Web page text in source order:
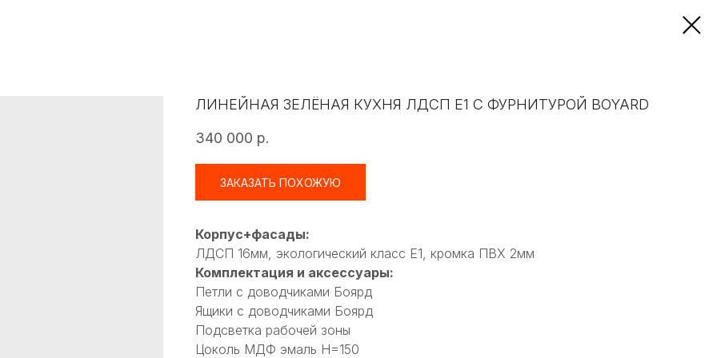
ЛИНЕЙНАЯ ЗЕЛЁНАЯ КУХНЯ ЛДСП Е1 С ФУРНИТУРОЙ BOYARD
340 000 р.
ЗАКАЗАТЬ ПОХОЖУЮ
Корпус+фасады:
ЛДСП 16мм, экологический класс Е1, кромка ПВХ 2мм
Комплектация и аксессуары:
Петли с доводчиками Боярд
Ящики с доводчиками Боярд
Подсветка рабочей зоны
Цоколь МДФ эмаль Н=150